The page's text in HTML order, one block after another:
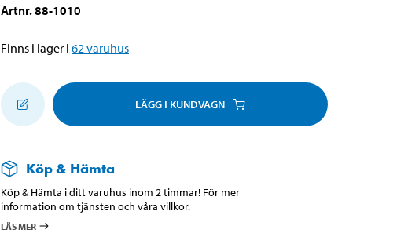
Artnr.88-1010
Finns i lager i 62varuhus
LÄGG I KUNDVAGN
Köp & Hämta
Köp & Hämta i ditt varuhus inom 2 timmar! För mer
information om tjänsten och våra villkor.
LÄS MER